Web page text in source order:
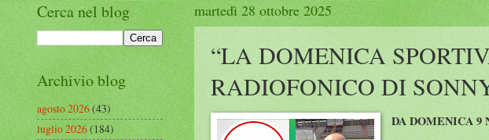
martedì 28 ottobre 2025
“LA DOMENICA
RADIOFONICO DI
DA DOMENICA 9
Cerca nel blog
Archivio blog
agosto 2026(43)
luglio 2026(184)